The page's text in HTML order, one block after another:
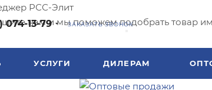
РСС-Элит
нам и мы поможем подобрать товар
074-13-79 ЗАКАЗАТЬ ЗВОНОК
УСЛУГИ ДИЛЕРАМ